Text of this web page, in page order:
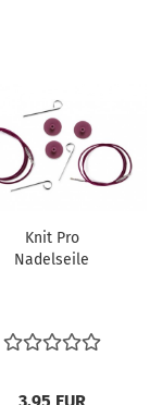
Knit Pro
Nadelseile